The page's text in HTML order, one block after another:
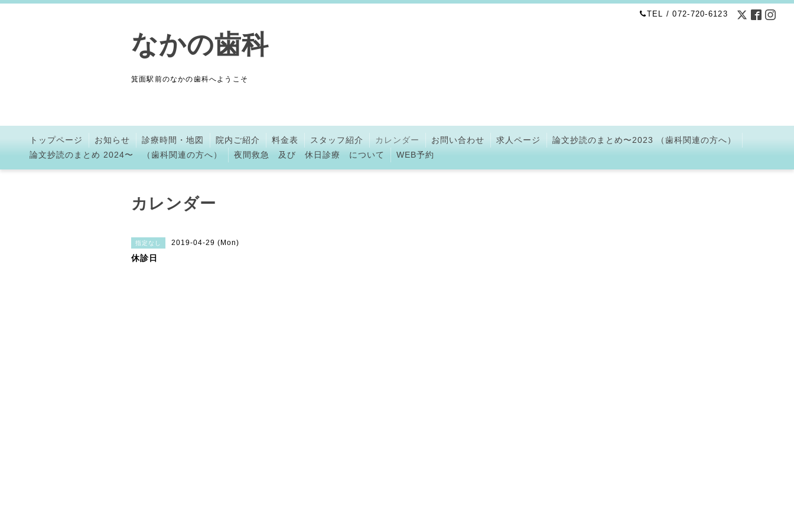
TEL / 072-720-6123
なかの歯科
箕面駅前のなかの歯科へようこそ
トップページ お知らせ 診療時間・地図 院内ご紹介 料金表 スタッフ紹介 カレンダー お問い合わせ 求人ページ
論文抄読のまとめ〜2023 （歯科関連の方へ）
論文抄読のまとめ 2024〜 （歯科関連の方へ）
夜間救急 及び 休日診療 について WEB予約
カレンダー
指定なし 2019-04-29 (Mon)
休診日